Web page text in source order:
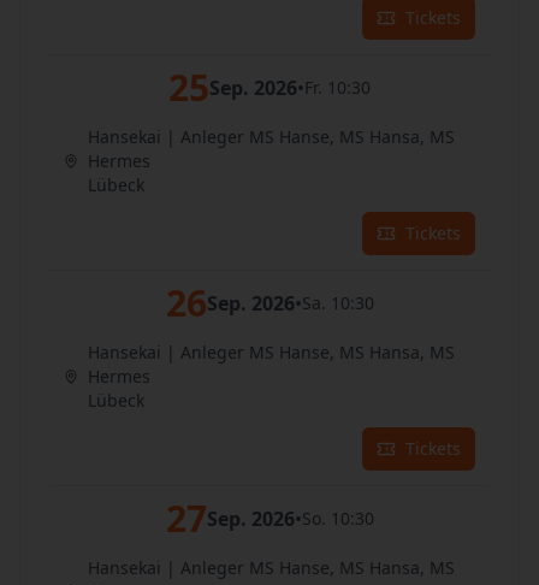
Tickets
25Sep. 2026•Fr. 10:30
Hansekai | Anleger MS Hanse, MS Hansa, MS
Hermes
Lübeck
Tickets
26Sep. 2026•Sa. 10:30
Hansekai | Anleger MS Hanse, MS Hansa, MS
Hermes
Lübeck
Tickets
27Sep. 2026•So. 10:30
Hansekai | Anleger MS Hanse, MS Hansa, MS